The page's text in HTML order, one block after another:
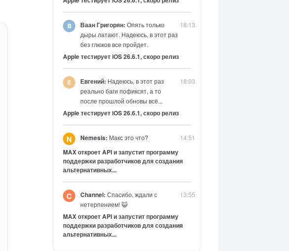
18:13
Ваан Григорян: Опять только
дыры латают. Надеюсь, в этот раз
без глюков все пройдет.
Apple тестирует iOS 26.6.1, скоро релиз
18:03
Евгений: Надеюсь, в этот раз
реально баги пофиксят, а то
после прошлой обновы всё...
Apple тестирует iOS 26.6.1, скоро релиз
14:51
N Nemesis: Макс это что?
MAX откроет API и запустит программу
поддержки разработчиков для создания
альтернативных...
13:55
C Channel: Спасибо, ждали с
нетерпением! 😺
MAX откроет API и запустит программу
поддержки разработчиков для создания
альтернативных...